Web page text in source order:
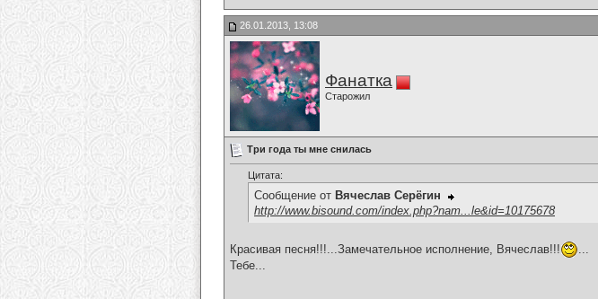
26.01.2013, 13:08
Фанатка
Старожил
Три года ты мне снилась
Цитата:
Сообщение от Вячеслав Серёгин
http://www.bisound.com/index.php?nam...le&id=10175678
Красивая песня!!!...Замечательное исполнение, Вячеслав!!!
Тебе...